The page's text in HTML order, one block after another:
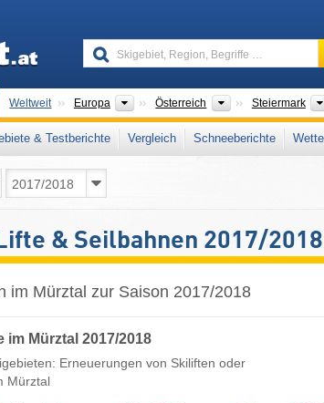
…
Weltweit Europa Kontinente
Österreich LänderSteiermark
& Testberichte Vergleich Schneeberichte
& Seilbahnen 2017/2018
im Mürztal zur Saison 2017/2018
Mürztal 2017/2018
Erneuerungen von Skiliften oder
Mürztal